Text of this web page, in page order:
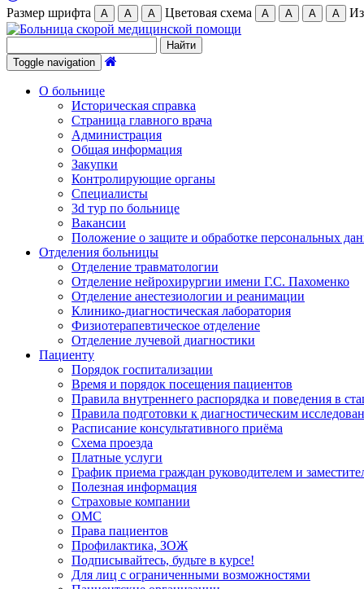
Размер шрифта А А А Цветовая схема А А А А
Toggle navigation
О больнице
Историческая справка
Страница главного врача
Администрация
Общая информация
Закупки
Контролирующие органы
Специалисты
3d тур по больнице
Вакансии
Положение о защите и обработке персональных
Отделения больницы
Отделение травматологии
Отделение нейрохирургии имени Г.С. Пахоменко
Отделение анестезиологии и реанимации
Клинико-диагностическая лаборатория
Физиотерапевтическое отделение
Отделение лучевой диагностики
Пациенту
Порядок госпитализации
Время и порядок посещения пациентов
Правила внутреннего распорядка и поведения в
Правила подготовки к диагностическим
Расписание консультативного приёма
Схема проезда
Платные услуги
График приема граждан руководителем и
Полезная информация
Страховые компании
ОМС
Права пациентов
Профилактика, ЗОЖ
Подписывайтесь, будьте в курсе!
Для лиц с ограниченными возможностями